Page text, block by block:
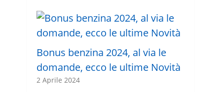
Bonus benzina 2024, al via le
domande, ecco le ultime Novità
2 Aprile 2024